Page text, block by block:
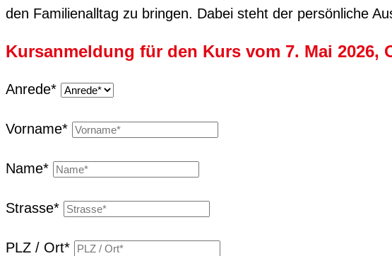
den Fam­i­lien­all­t­ag zu brin­gen. Dabei ste­ht der per­sön­liche
Kursanmeldung für den Kurs vom 7. Mai 2026,
Anrede*
Vor­name*
Name*
Strasse*
PLZ / Ort*